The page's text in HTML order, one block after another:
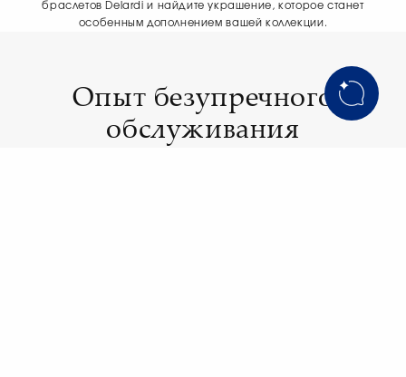
браслетов Delardi и найдите украшение, которое станет
особенным дополнением вашей коллекции.
Опыт безупречного
обслуживания